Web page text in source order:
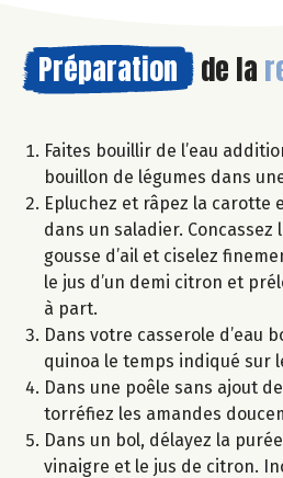
Préparation de la
Faites bouillir de l’eau
bouillon de légumes dans
Epluchez et râpez la carotte
dans un saladier. Concassez
gousse d’ail et ciselez
le jus d’un demi citron et
à part.
Dans votre casserole d’eau
quinoa le temps indiqué sur
Dans une poêle sans ajout
torréfiez les amandes
Dans un bol, délayez la
vinaigre et le jus de citron.